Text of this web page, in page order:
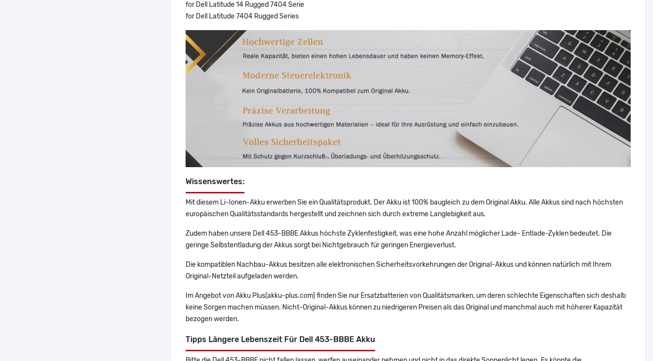
for Dell Latitude 14 Rugged 7404 Serie
for Dell Latitude 7404 Rugged Series
Wissenswertes:
Mit diesem Li-Ionen-Akku erwerben Sie ein Qualitätsprodukt. Der Akku ist 100% baugleich zu dem Original Akku. Alle Akkus sind nach höchsten
europäischen Qualitätsstandards hergestellt und zeichnen sich durch extreme Langlebigkeit aus.
Zudem haben unsere Dell 453-BBBE Akkus höchste Zyklenfestigkeit, was eine hohe Anzahl möglicher Lade- Entlade-Zyklen bedeutet. Die
geringe Selbstentladung der Akkus sorgt bei Nichtgebrauch für geringen Energieverlust.
Die kompatiblen Nachbau-Akkus besitzen alle elektronischen Sicherheitsvorkehrungen der Original-Akkus und können natürlich mit Ihrem
Original-Netzteil aufgeladen werden.
Im Angebot von Akku Plus(akku-plus.com) finden Sie nur Ersatzbatterien von Qualitätsmarken, um deren schlechte Eigenschaften sich deshalb
keine Sorgen machen müssen. Nicht-Original-Akkus können zu niedrigeren Preisen als das Original und manchmal auch mit höherer Kapazität
bezogen werden.
Tipps Längere Lebenszeit Für Dell 453-BBBE Akku